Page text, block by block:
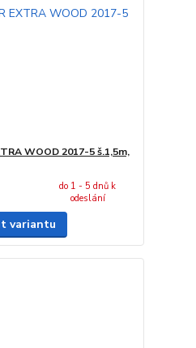
WOOD 2017-5 š.1,5m,
do 1 - 5 dnů k
odeslání
variantu